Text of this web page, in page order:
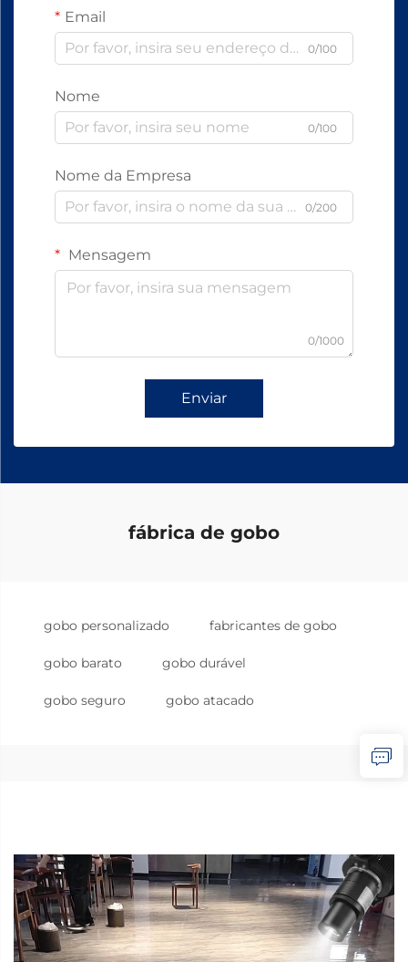
Email
0/100
Nome
0/100
Nome da Empresa
0/200
Mensagem
0/1000
Enviar
fábrica de gobo
gobo personalizado fabricantes de gobo
gobo barato gobo durável
gobo seguro gobo atacado